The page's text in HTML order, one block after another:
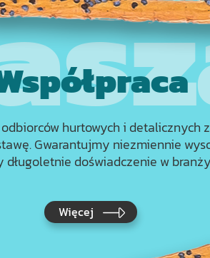
hurtowych i detalicznych
Gwarantujmy niezmiennie
długoletnie doświadczenie w
Więcej